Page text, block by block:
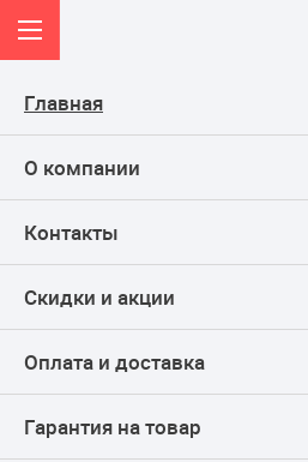
Главная
О компании
Контакты
Скидки и акции
Оплата и доставка
Гарантия на товар
Онлайн-
Фестивальные шары Шаровая молния